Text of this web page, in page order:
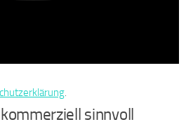
.
sinnvoll